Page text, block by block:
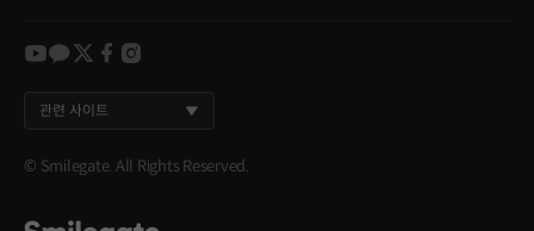
youtube
kakao
twitter
facebook
instagram
관련 사이트
© Smilegate. All Rights Reserved.